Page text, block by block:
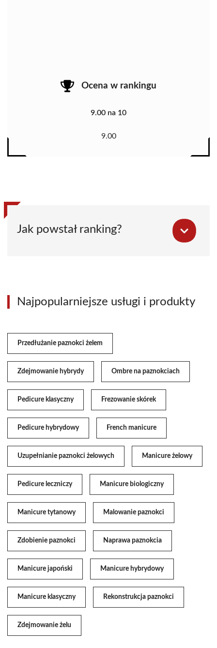
Ocena w rankingu
9.00 na 10
9.00
Jak powstał ranking?
Najpopularniejsze usługi i produkty
Przedłużanie paznokci żelem
Zdejmowanie hybrydy Ombre na paznokciach
Pedicure klasyczny Frezowanie skórek
Pedicure hybrydowy French manicure
Uzupełnianie paznokci żelowych Manicure żelowy
Pedicure leczniczy Manicure biologiczny
Manicure tytanowy Malowanie paznokci
Zdobienie paznokci Naprawa paznokcia
Manicure japoński Manicure hybrydowy
Manicure klasyczny Rekonstrukcja paznokci
Zdejmowanie żelu